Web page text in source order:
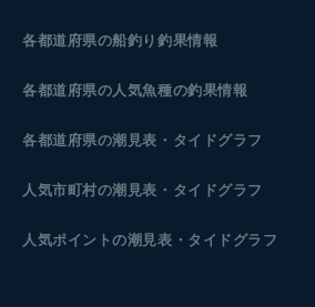
各都道府県の船釣り釣果情報
各都道府県の人気魚種の釣果情報
各都道府県の潮見表 ・タイドグラフ
人気市町村の潮見表・タイドグラフ
人気ポイントの潮見表・タイドグラフ